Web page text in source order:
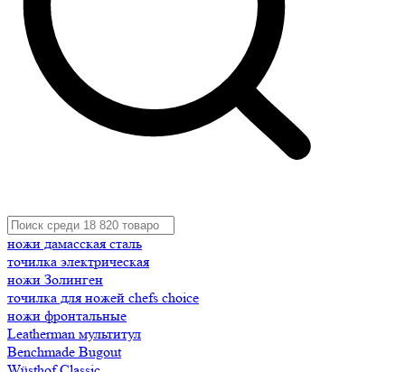
ножи дамасская сталь
точилка электрическая
ножи Золинген
точилка для ножей chefs choice
ножи фронтальные
Leatherman мультитул
Benchmade Bugout